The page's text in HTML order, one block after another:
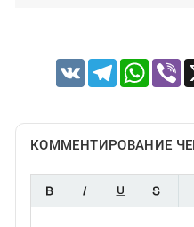
VK Telegram
КОММЕНТИРОВАНИЕ